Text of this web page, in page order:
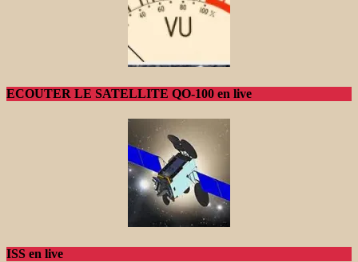
ECOUTER LE SATELLITE QO-100 en live
ISS en live